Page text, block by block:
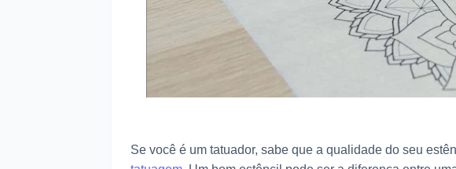
Se você é um tatuador, sabe que a qualidade do seu